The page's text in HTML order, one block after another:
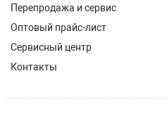
Перепродажа и сервис
Оптовый прайс-лист
Сервисный центр
Контакты